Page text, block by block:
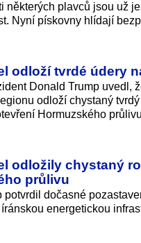
některých plavců jsou už
Nyní pískovny hlídají
odloží tvrdé údery
Donald Trump uvedl,
odloží chystaný
Hormuzského
odložily chystaný
průlivu
potvrdil dočasné
energetickou